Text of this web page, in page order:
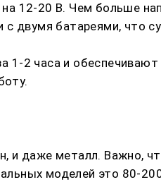
12-20 В. Чем больше
двумя батареями, что
1-2 часа и
и даже металл. Важно,
моделей это 80-